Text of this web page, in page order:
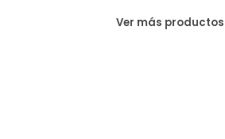
Ver más productos